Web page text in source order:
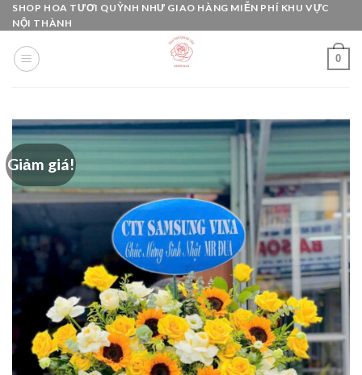
Skip
to
content
SHOP HOA TƯƠI QUỲNH NHƯ GIAO HÀNG MIỄN PHÍ KHU VỰC
NỘI THÀNH
0
Giảm giá!